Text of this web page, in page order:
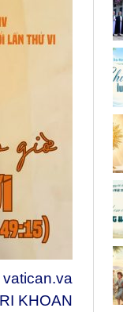
vatican.va
KHOAN